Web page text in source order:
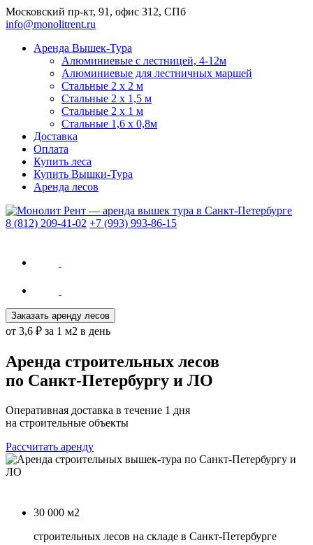
Московский пр-кт, 91, офис 312, СПб
info@monolitrent.ru
Аренда Вышек-Тура
Алюминиевые с лестницей, 4-12м
Алюминиевые для лестничных маршей
Стальные 2 x 2 м
Стальные 2 х 1,5 м
Стальные 2 х 1 м
Стальные 1,6 х 0,8м
Доставка
Оплата
Купить леса
Купить Вышки-Тура
Аренда лесов
8 (812) 209-41-02 +7 (993) 993-86-15
Заказать аренду лесов
от 3,6 ₽ за 1 м2 в день
Аренда строительных лесов
по Санкт-Петербургу и ЛО
Оперативная доставка в течение 1 дня
на строительные объекты
Рассчитать аренду
30 000 м2
строительных лесов на складе в Санкт-Петербурге